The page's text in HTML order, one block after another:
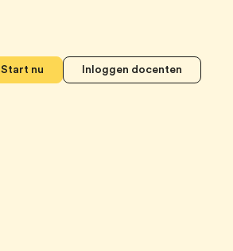
Start nu Inloggen docenten